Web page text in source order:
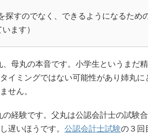
すのでなく、できるようになるため
ます）
母丸の本音です。小学生というまだ
イミングではない可能性があり姉丸
せん。
経験です。父丸は公認会計士の試験合
遅いほうです。 公認会計士試験の３回